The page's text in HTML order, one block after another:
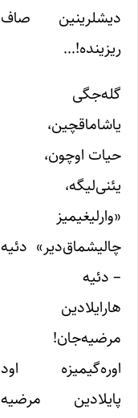
دیشلرینین صاف
ریزینده!…
گله‌جگی
یاشاماقچین،
حیات اوچون،
یئنی‌لیگه،
«وارلیغیمیز
چالیشماق‌دیر» دئیه
– دئیه
هارایلادین
مرضیه‌جان!
اوره‌گیمیزه اود
پایلادین مرضیه